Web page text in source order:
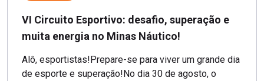
VI Circuito Esportivo: desafio, superação e
muita energia no Minas Náutico!
Alô, esportistas!Prepare-se para viver um grande dia
de esporte e superação!No dia 30 de agosto, o